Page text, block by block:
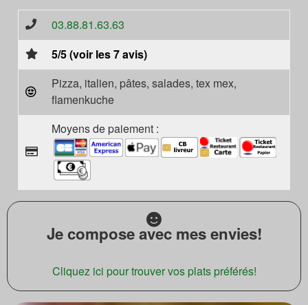
03.88.81.63.63
5/5 (voir les 7 avis)
Pizza, italien, pâtes, salades, tex mex,
flamenkuche
Moyens de paiement :
Je compose avec mes envies!
Cliquez ici pour trouver vos plats préférés!